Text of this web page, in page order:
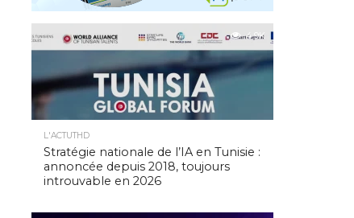
4.9K
L'ACTUTHD
Stratégie nationale de l’IA en Tunisie :
annoncée depuis 2018, toujours
introuvable en 2026